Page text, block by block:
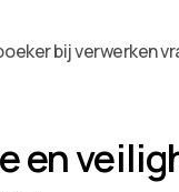
en